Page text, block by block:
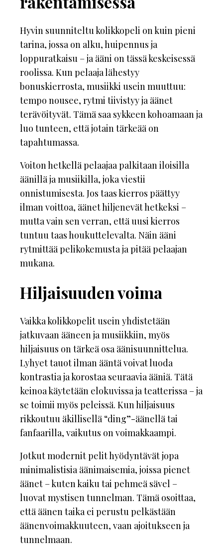
Hyvin suunniteltu kolikkopeli on kuin pieni
tarina, jossa on alku, huipennus ja
loppuratkaisu – ja ääni on tässä keskeisessä
roolissa. Kun pelaaja lähestyy
bonuskierrosta, musiikki usein muuttuu:
tempo nousee, rytmi tiivistyy ja äänet
terävöityvät. Tämä saa sykkeen kohoamaan ja
luo tunteen, että jotain tärkeää on
tapahtumassa.
Voiton hetkellä pelaajaa palkitaan iloisilla
äänillä ja musiikilla, joka viestii
onnistumisesta. Jos taas kierros päättyy
ilman voittoa, äänet hiljenevät hetkeksi –
mutta vain sen verran, että uusi kierros
tuntuu taas houkuttelevalta. Näin ääni
rytmittää pelikokemusta ja pitää pelaajan
mukana.
Hiljaisuuden voima
Vaikka kolikkopelit usein yhdistetään
jatkuvaan ääneen ja musiikkiin, myös
hiljaisuus on tärkeä osa äänisuunnittelua.
Lyhyet tauot ilman ääntä voivat luoda
kontrastia ja korostaa seuraavia ääniä. Tätä
keinoa käytetään elokuvissa ja teatterissa – ja
se toimii myös peleissä. Kun hiljaisuus
rikkoutuu äkillisellä “ding”-äänellä tai
fanfaarilla, vaikutus on voimakkaampi.
Jotkut modernit pelit hyödyntävät jopa
minimalistisia äänimaisemia, joissa pienet
äänet – kuten kaiku tai pehmeä sävel –
luovat mystisen tunnelman. Tämä osoittaa,
että äänen taika ei perustu pelkästään
äänenvoimakkuuteen, vaan ajoitukseen ja
tunnelmaan.